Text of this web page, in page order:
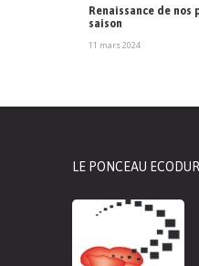
Renaissance de nos
saison
11 mars 2024
LE PONCEAU